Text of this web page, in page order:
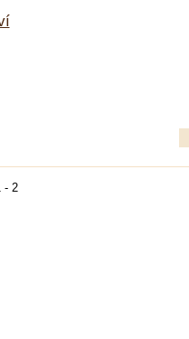
- 2